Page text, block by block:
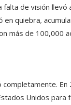
de visión llevó
quiebra,
más de 100,000
Unidos para